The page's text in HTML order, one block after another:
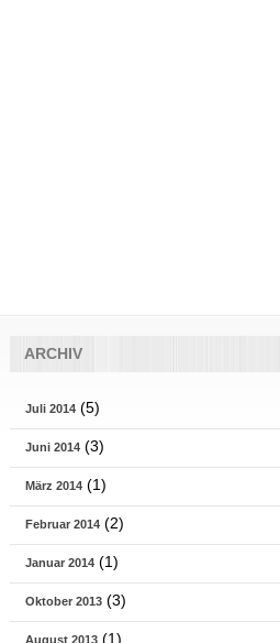
ARCHIV
Juli 2014(5)
Juni 2014(3)
März 2014(1)
Februar 2014(2)
Januar 2014(1)
Oktober 2013(3)
August 2013(1)